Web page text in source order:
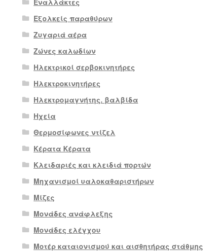
Εναλλάκτες
Εξολκείς παραθύρων
Ζυγαριά αέρα
Ζώνες καλωδίων
Ηλεκτρικοί σερβοκινητήρες
Ηλεκτροκινητήρες
Ηλεκτρομαγνήτης. βαλβίδα
Ηχεία
Θερμοσίφωνες ντίζελ
Κέρατα Κέρατα
Κλειδαριές και κλειδιά πορτών
Μηχανισμοί υαλοκαθαριστήρων
Μίζες
Μονάδες ανάφλεξης
Μονάδες ελέγχου
Μοτέρ καταιονισμού και αισθητήρας στάθμης